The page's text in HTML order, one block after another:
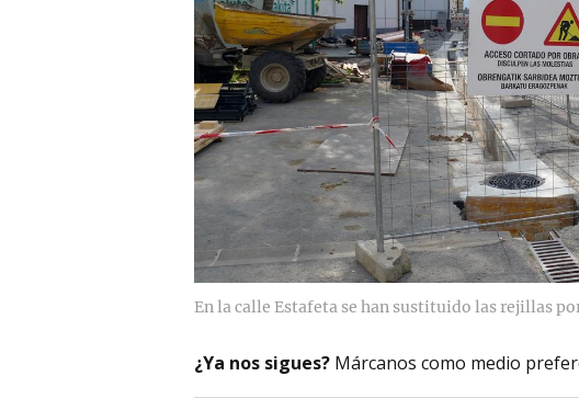
En la calle Estafeta se han sustituido las rejillas
¿Ya nos sigues? Márcanos como medio